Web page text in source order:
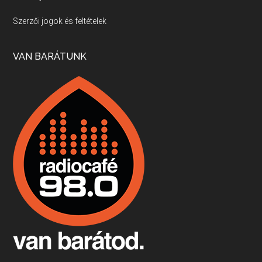
Villány, kékfrankos, Jackfall
Apr 17, 2026 • 00:35:38
Boston, teadélután, bab és homár
Apr 9, 2026 • 00:37:17
Fermentáljunk, a testünk meghálálja!
Apr 3, 2026 • 00:36:07
Szerzői jogok és feltételek
VAN BARÁTUNK